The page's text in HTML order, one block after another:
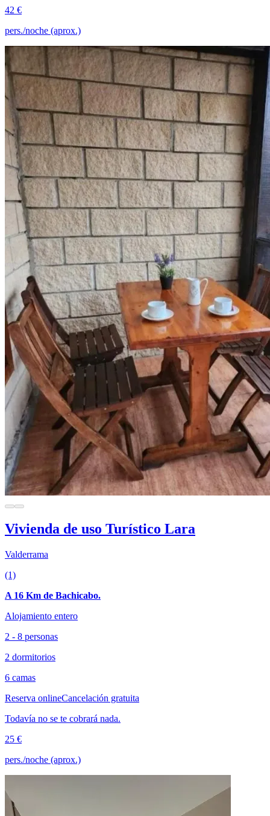
42 €
pers./noche (aprox.)
Vivienda de uso Turístico Lara
Valderrama
(1)
A 16 Km de Bachicabo.
Alojamiento entero
2 - 8 personas
2 dormitorios
6 camas
Reserva onlineCancelación gratuita
Todavía no se te cobrará nada.
25 €
pers./noche (aprox.)